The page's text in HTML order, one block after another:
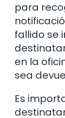
para
fallido se
en la
sea
Es